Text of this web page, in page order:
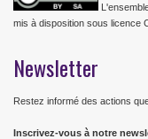
mis à disposition sous licence
Newsletter
Restez informé des actions
Inscrivez-vous à notre